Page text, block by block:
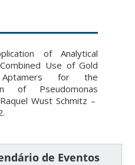
of Analytical
Use of Gold
Aptamers for the
of Pseudomonas
Wust Schmitz –
de Eventos